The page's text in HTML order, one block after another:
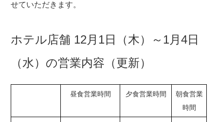
せていただきます。
ホテル店舗 12月1日（木）～1月4日
（水）の営業内容（更新）
昼食営業時間 夕食営業時間
朝食営業
時間